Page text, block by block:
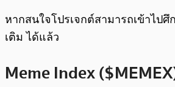
หากสนใจโปรเจกต์สามารถเข้าไปศึ
เติม ได้แล้ว
Meme Index